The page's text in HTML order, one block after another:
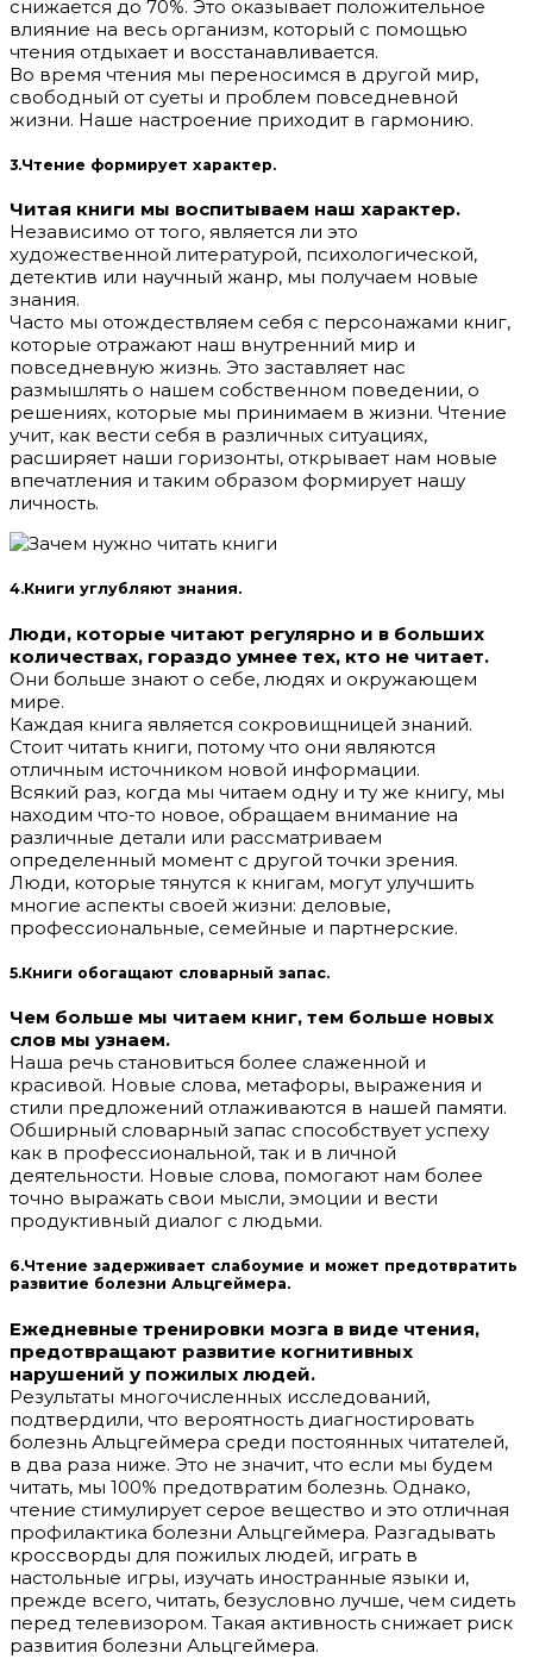
снижается до 70%. Это оказывает положительное
влияние на весь организм, который с помощью
чтения отдыхает и восстанавливается.
Во время чтения мы переносимся в другой мир,
свободный от суеты и проблем повседневной
жизни. Наше настроение приходит в гармонию.
3.Чтение формирует характер.
Читая книги мы воспитываем наш характер.
Независимо от того, является ли это
художественной литературой, психологической,
детектив или научный жанр, мы получаем новые
знания.
Часто мы отождествляем себя с персонажами книг,
которые отражают наш внутренний мир и
повседневную жизнь. Это заставляет нас
размышлять о нашем собственном поведении, о
решениях, которые мы принимаем в жизни. Чтение
учит, как вести себя в различных ситуациях,
расширяет наши горизонты, открывает нам новые
впечатления и таким образом формирует нашу
личность.
4.Книги углубляют знания.
Люди, которые читают регулярно и в больших
количествах, гораздо умнее тех, кто не читает.
Они больше знают о себе, людях и окружающем
мире.
Каждая книга является сокровищницей знаний.
Стоит читать книги, потому что они являются
отличным источником новой информации.
Всякий раз, когда мы читаем одну и ту же книгу, мы
находим что-то новое, обращаем внимание на
различные детали или рассматриваем
определенный момент с другой точки зрения.
Люди, которые тянутся к книгам, могут улучшить
многие аспекты своей жизни: деловые,
профессиональные, семейные и партнерские.
5.Книги обогащают словарный запас.
Чем больше мы читаем книг, тем больше новых
слов мы узнаем.
Наша речь становиться более слаженной и
красивой. Новые слова, метафоры, выражения и
стили предложений отлаживаются в нашей памяти.
Обширный словарный запас способствует успеху
как в профессиональной, так и в личной
деятельности. Новые слова, помогают нам более
точно выражать свои мысли, эмоции и вести
продуктивный диалог с людьми.
6.Чтение задерживает слабоумие и может предотвратить
развитие болезни Альцгеймера.
Ежедневные тренировки мозга в виде чтения,
предотвращают развитие когнитивных
нарушений у пожилых людей.
Результаты многочисленных исследований,
подтвердили, что вероятность диагностировать
болезнь Альцгеймера среди постоянных читателей,
в два раза ниже. Это не значит, что если мы будем
читать, мы 100% предотвратим болезнь. Однако,
чтение стимулирует серое вещество и это отличная
профилактика болезни Альцгеймера. Разгадывать
кроссворды для пожилых людей, играть в
настольные игры, изучать иностранные языки и,
прежде всего, читать, безусловно лучше, чем сидеть
перед телевизором. Такая активность снижает риск
развития болезни Альцгеймера.